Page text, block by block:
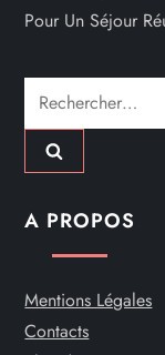
Pour Un Séjour
Rechercher :
A PROPOS
Mentions Légales
Contacts